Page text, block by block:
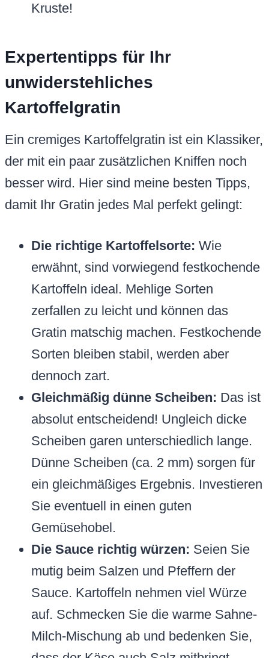
Kruste!
Expertentipps für Ihr
unwiderstehliches
Kartoffelgratin
Ein cremiges Kartoffelgratin ist ein Klassiker,
der mit ein paar zusätzlichen Kniffen noch
besser wird. Hier sind meine besten Tipps,
damit Ihr Gratin jedes Mal perfekt gelingt:
Die richtige Kartoffelsorte: Wie
erwähnt, sind vorwiegend festkochende
Kartoffeln ideal. Mehlige Sorten
zerfallen zu leicht und können das
Gratin matschig machen. Festkochende
Sorten bleiben stabil, werden aber
dennoch zart.
Gleichmäßig dünne Scheiben: Das ist
absolut entscheidend! Ungleich dicke
Scheiben garen unterschiedlich lange.
Dünne Scheiben (ca. 2 mm) sorgen für
ein gleichmäßiges Ergebnis. Investieren
Sie eventuell in einen guten
Gemüsehobel.
Die Sauce richtig würzen: Seien Sie
mutig beim Salzen und Pfeffern der
Sauce. Kartoffeln nehmen viel Würze
auf. Schmecken Sie die warme Sahne-
Milch-Mischung ab und bedenken Sie,